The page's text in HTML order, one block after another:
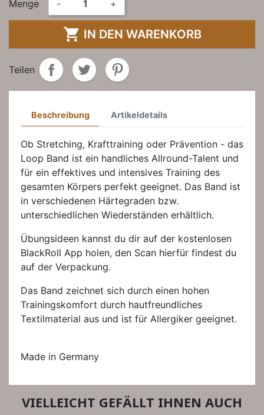
Menge - +
 IN DEN WARENKORB
Teilen
Beschreibung Artikeldetails
Ob Stretching, Krafttraining oder Prävention - das
Loop Band ist ein handliches Allround-Talent und
für ein effektives und intensives Training des
gesamten Körpers perfekt geeignet. Das Band ist
in verschiedenen Härtegraden bzw.
unterschiedlichen Wiederständen erhältlich.
Übungsideen kannst du dir auf der kostenlosen
BlackRoll App holen, den Scan hierfür findest du
auf der Verpackung.
Das Band zeichnet sich durch einen hohen
Trainingskomfort durch hautfreundliches
Textilmaterial aus und ist für Allergiker geeignet.
Made in Germany
VIELLEICHT GEFÄLLT IHNEN AUCH